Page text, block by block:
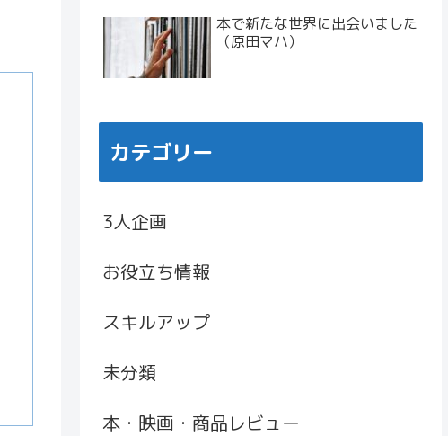
本で新たな世界に出会いました
（原田マハ）
カテゴリー
3人企画
お役立ち情報
スキルアップ
未分類
本・映画・商品レビュー